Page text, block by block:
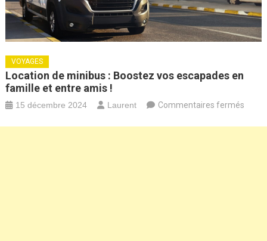
VOYAGES
Location de minibus : Boostez vos escapades en
famille et entre amis !
15 décembre 2024 Laurent Commentaires ferméssur